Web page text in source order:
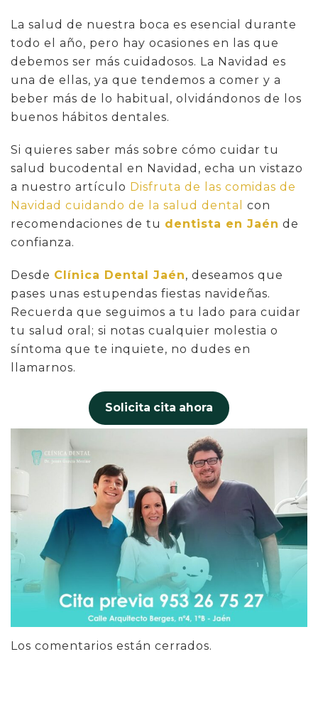
La salud de nuestra boca es esencial durante
todo el año, pero hay ocasiones en las que
debemos ser más cuidadosos. La Navidad es
una de ellas, ya que tendemos a comer y a
beber más de lo habitual, olvidándonos de los
buenos hábitos dentales.
Si quieres saber más sobre cómo cuidar tu
salud bucodental en Navidad, echa un vistazo
a nuestro artículo Disfruta de las comidas de
Navidad cuidando de la salud dental
con
recomendaciones de tu dentista en Jaén de
confianza.
Desde Clínica Dental Jaén, deseamos que
pases unas estupendas fiestas navideñas.
Recuerda que seguimos a tu lado para cuidar
tu salud oral; si notas cualquier molestia o
síntoma que te inquiete, no dudes en
llamarnos.
Solicita cita ahora
Los comentarios están cerrados.